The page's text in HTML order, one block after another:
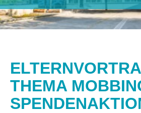
THEMA